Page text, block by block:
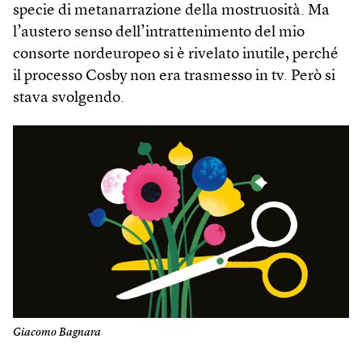
specie di metanarrazione della mostruosità. Ma
l’austero senso dell’intrattenimento del mio
consorte nordeuropeo si è rivelato inutile, perché
il processo Cosby non era trasmesso in tv. Però si
stava svolgendo.
Giacomo Bagnara